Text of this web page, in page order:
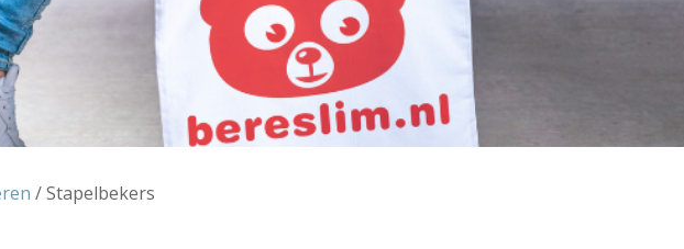
/ Stapelbekers